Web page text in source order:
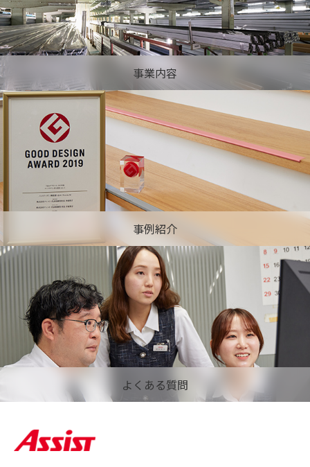
事業内容
事例紹介
よくある質問